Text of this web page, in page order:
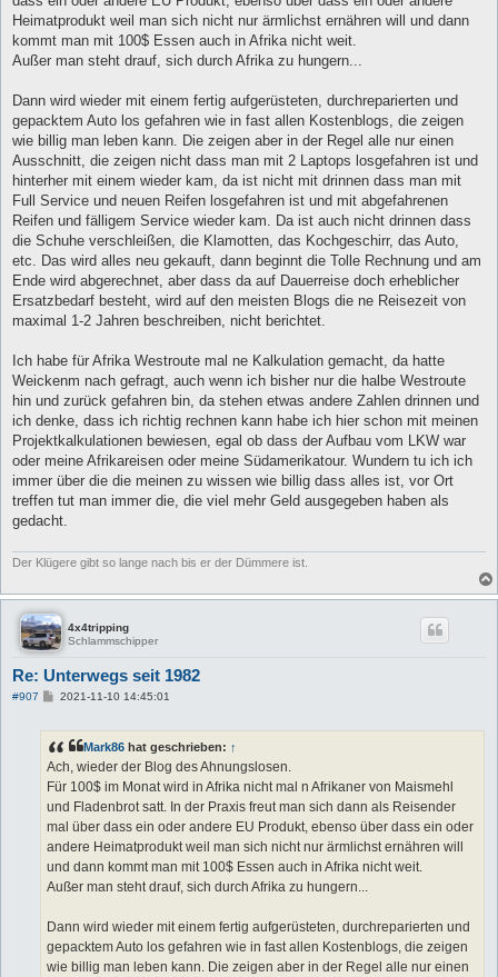
Heimatprodukt weil man sich nicht nur ärmlichst ernähren will und dann
kommt man mit 100$ Essen auch in Afrika nicht weit.
Außer man steht drauf, sich durch Afrika zu hungern...
Dann wird wieder mit einem fertig aufgerüsteten, durchreparierten und
gepacktem Auto los gefahren wie in fast allen Kostenblogs, die zeigen
wie billig man leben kann. Die zeigen aber in der Regel alle nur einen
Ausschnitt, die zeigen nicht dass man mit 2 Laptops losgefahren ist und
hinterher mit einem wieder kam, da ist nicht mit drinnen dass man mit
Full Service und neuen Reifen losgefahren ist und mit abgefahrenen
Reifen und fälligem Service wieder kam. Da ist auch nicht drinnen dass
die Schuhe verschleißen, die Klamotten, das Kochgeschirr, das Auto,
etc. Das wird alles neu gekauft, dann beginnt die Tolle Rechnung und am
Ende wird abgerechnet, aber dass da auf Dauerreise doch erheblicher
Ersatzbedarf besteht, wird auf den meisten Blogs die ne Reisezeit von
maximal 1-2 Jahren beschreiben, nicht berichtet.
Ich habe für Afrika Westroute mal ne Kalkulation gemacht, da hatte
Weickenm nach gefragt, auch wenn ich bisher nur die halbe Westroute
hin und zurück gefahren bin, da stehen etwas andere Zahlen drinnen und
ich denke, dass ich richtig rechnen kann habe ich hier schon mit meinen
Projektkalkulationen bewiesen, egal ob dass der Aufbau vom LKW war
oder meine Afrikareisen oder meine Südamerikatour. Wundern tu ich ich
immer über die die meinen zu wissen wie billig dass alles ist, vor Ort
treffen tut man immer die, die viel mehr Geld ausgegeben haben als
gedacht.
Der Klügere gibt so lange nach bis er der Dümmere ist.
4x4tripping
Schlammschipper
Re: Unterwegs seit 1982
#907
B
r
a
2021-11-10 14:45:01
Mark86 hat geschrieben: ↑
Ach, wieder der Blog des Ahnungslosen.
Für 100$ im Monat wird in Afrika nicht mal n Afrikaner von Maismehl
und Fladenbrot satt. In der Praxis freut man sich dann als Reisender
mal über dass ein oder andere EU Produkt, ebenso über dass ein oder
andere Heimatprodukt weil man sich nicht nur ärmlichst ernähren will
und dann kommt man mit 100$ Essen auch in Afrika nicht weit.
Außer man steht drauf, sich durch Afrika zu hungern...
Dann wird wieder mit einem fertig aufgerüsteten, durchreparierten und
gepacktem Auto los gefahren wie in fast allen Kostenblogs, die zeigen
wie billig man leben kann. Die zeigen aber in der Regel alle nur einen